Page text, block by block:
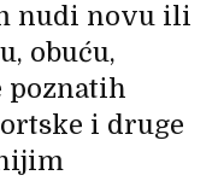
nudi novu ili
obuću,
poznatih
i druge